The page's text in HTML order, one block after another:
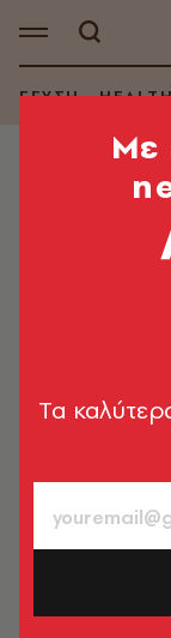
ΓΕΥΣΗ
LIFE IN ATHENS
Οι
οδού
Η αγαπημένη
πραμάτεια
Tα